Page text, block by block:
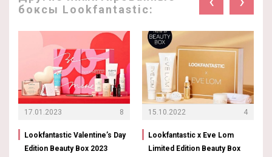
боксы Lookfantastic:
17.01.2023 8
Lookfantastic Valentine’s Day
Edition Beauty Box 2023
15.10.2022 4
Lookfantastic x Eve Lom
Limited Edition Beauty Box